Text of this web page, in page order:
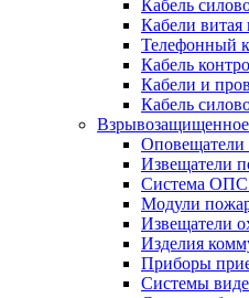
Кабель
Кабели витая
Телефонный
Кабель
Кабели и
Кабель
Извещатели
Система ОПС
Модули
Извещатели
Изделия
Приборы
Системы